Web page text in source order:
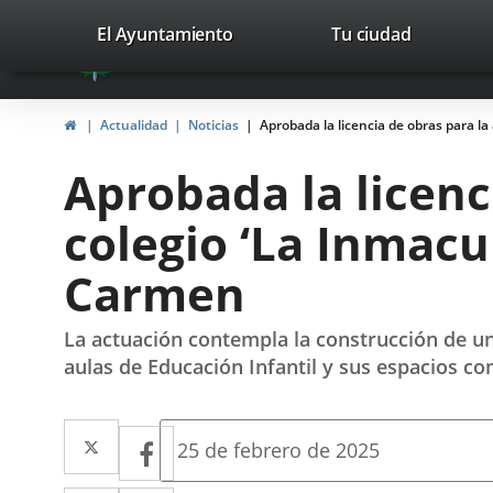
Portal
Web
del
Valladolid
avaTop
valladolid.es
El Ayuntamiento Tu ciudad
InicioActualidad Noticias Aprobada la licencia de obras para
Aprobada la
colegio ‘La
Carmen
La actuación contempla la construcción de
aulas de Educación Infantil y sus espacios
Twitter
Enlace
a
Facebook
Enlace
a
Fecha
25 de febrero de 2025